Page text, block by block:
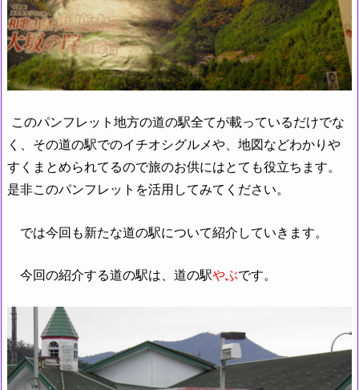
このパンフレット地方の道の駅全てが載っているだけでな
く、その道の駅でのイチオシグルメや、地図などわかりや
すくまとめられてるので旅のお供にはとても役立ちます。
是非このパンフレットを活用してみてください。
では今回も新たな道の駅について紹介していきます。
今回の紹介する道の駅は、道の駅やぶです。